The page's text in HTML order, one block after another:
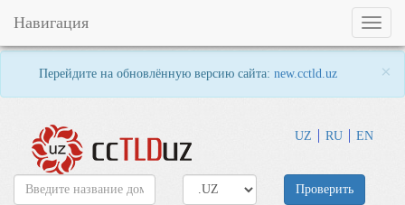
Перейдите на обновлённую версию сайта: new.cctld.uz ×
UZ RU EN
Toggle
Навигация
Проверить